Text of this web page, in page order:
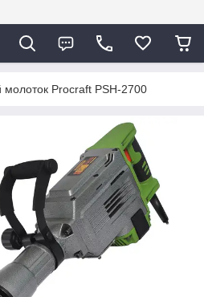
молоток Procraft PSH-2700